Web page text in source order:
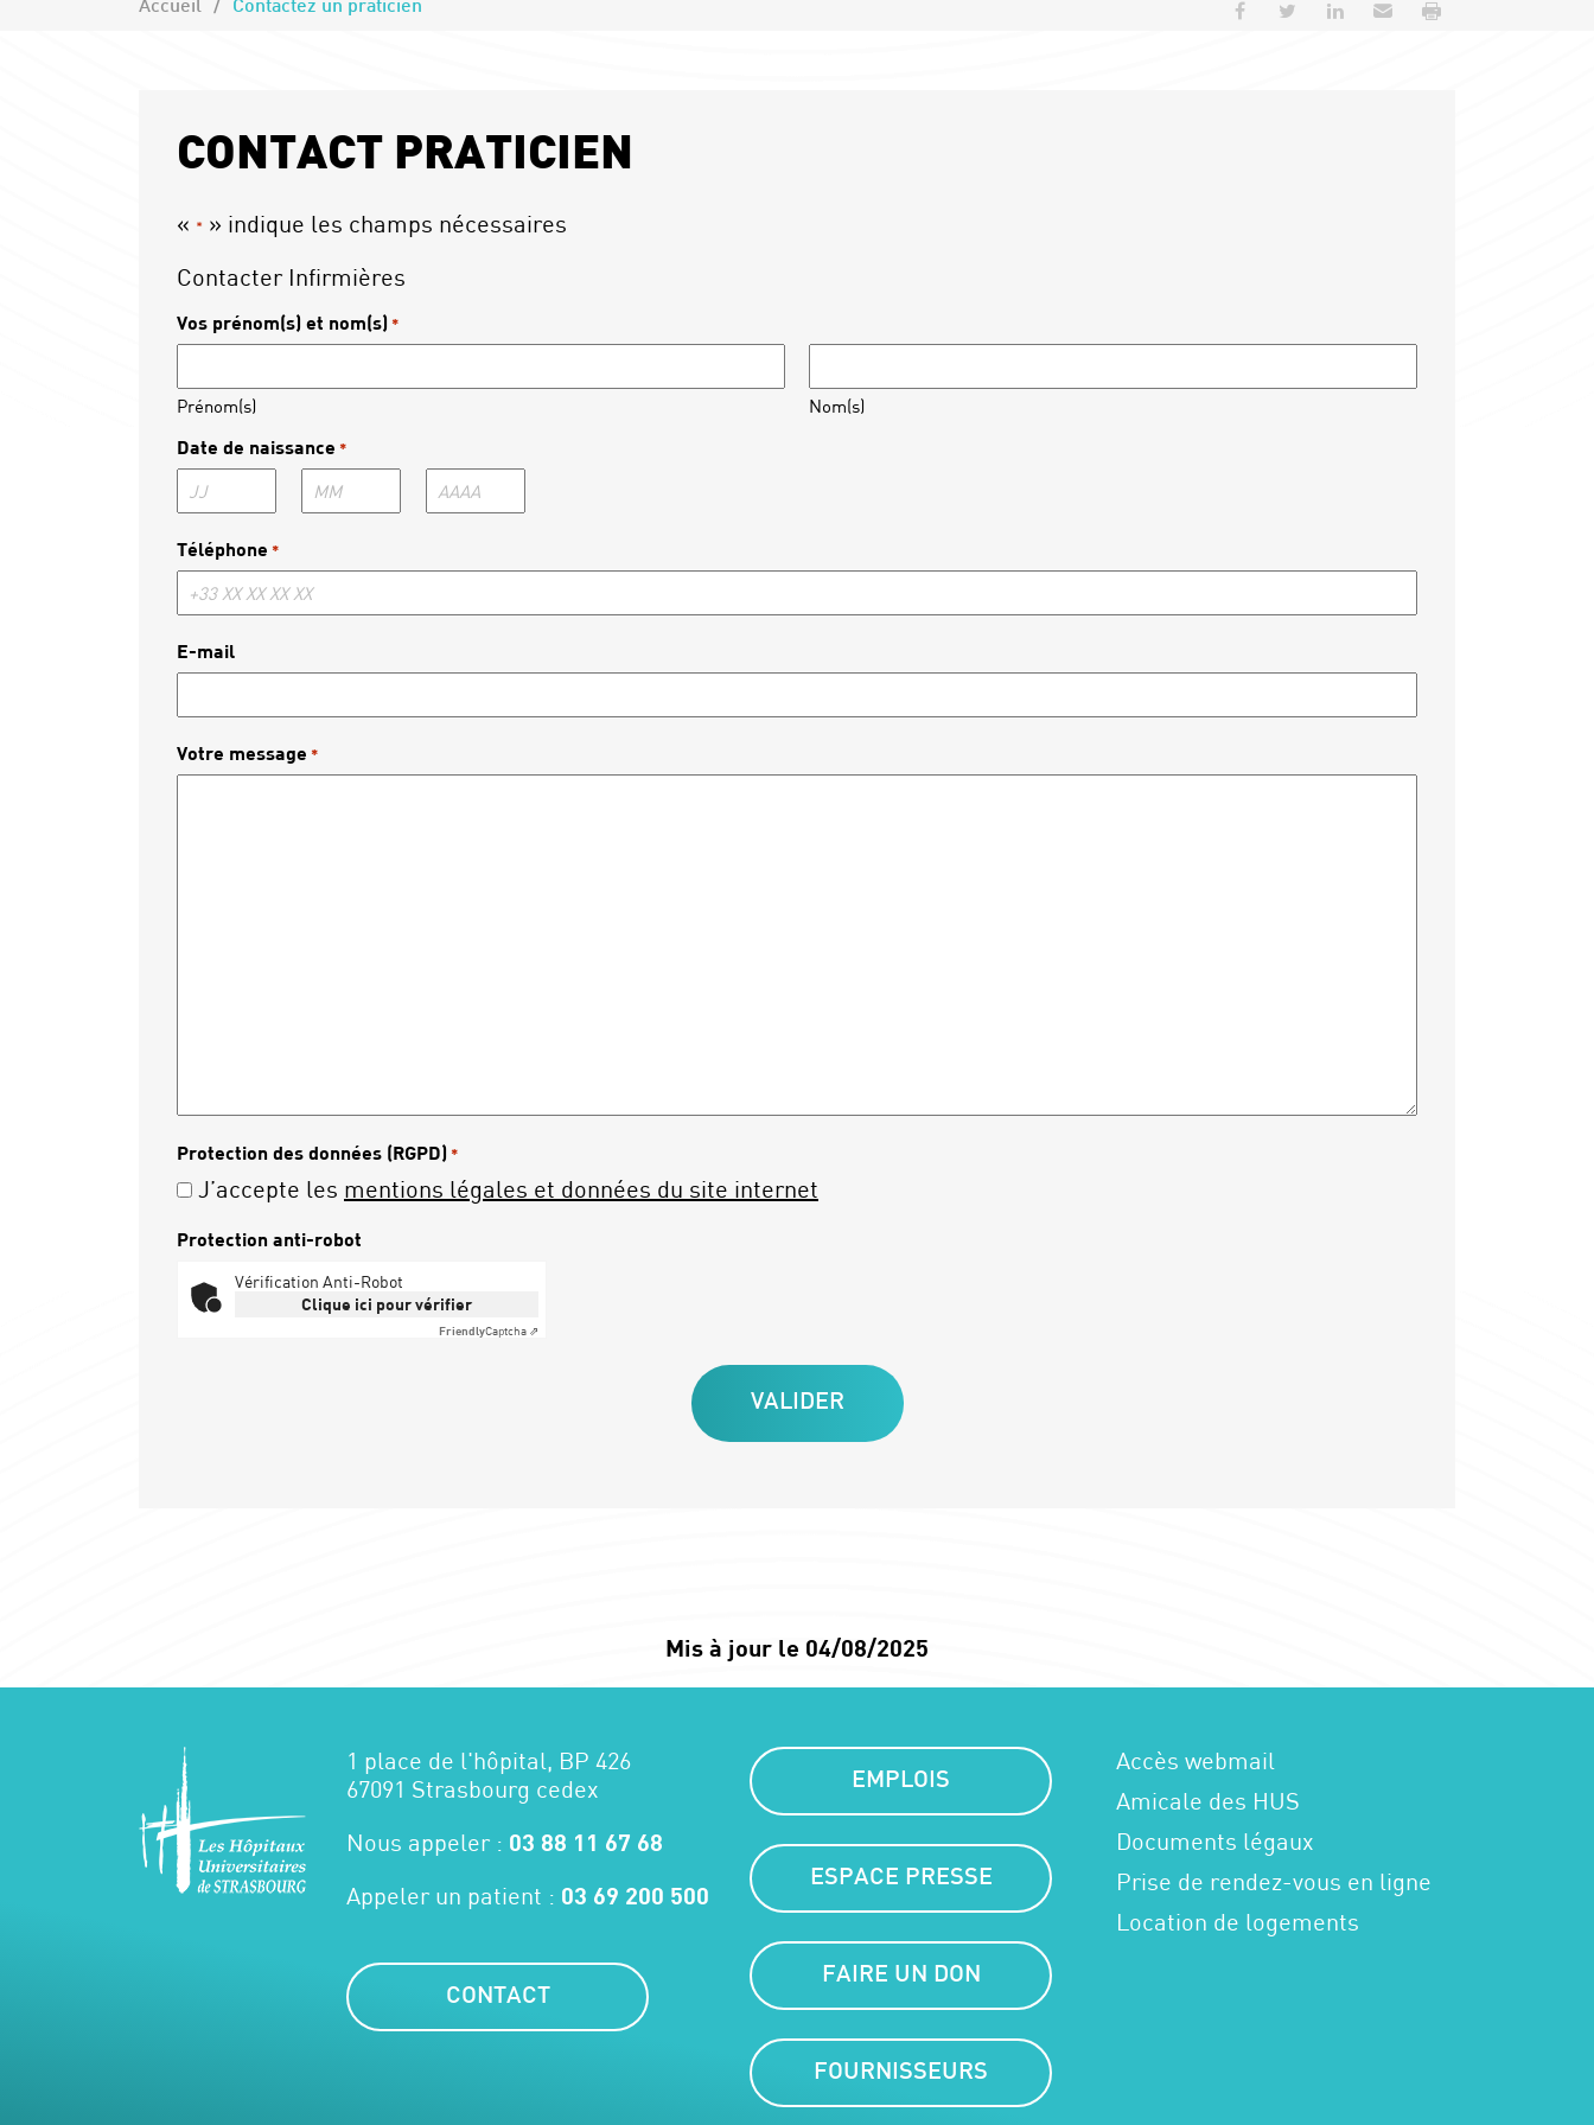
Accueil Contactez un praticien Partager sur Facebook
Partager sur Twitter
Partager sur LinkedIn
Envoyer par e-mail
CONTACT PRATICIEN
« * » indique les champs nécessaires
Contacter Infirmières
Vos prénom(s) et nom(s) *
Prénom(s) Nom(s)
Date de naissance *
Jour Mois Année
Téléphone *
E-mail
Votre message *
Protection des données (RGPD) *
J’accepte les mentions légales et données du site internet
Protection anti-robot
Vérification Anti-Robot
Clique ici pour vérifier
FriendlyCaptcha ⇗
Mis à jour le 04/08/2025
1 place de l'hôpital, BP 426
67091 Strasbourg cedex
Nous appeler : 03 88 11 67 68
Appeler un patient : 03 69 200 500
CONTACT
EMPLOIS
ESPACE PRESSE
FAIRE UN DON
FOURNISSEURS
Accès webmail
Amicale des HUS
Documents légaux
Prise de rendez-vous en ligne
Location de logements